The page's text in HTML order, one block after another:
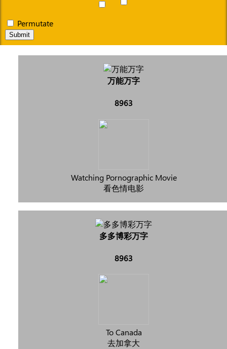
Permutate
Submit
万能万字
8963
Watching Pornographic Movie
看色情电影
多多博彩万字
8963
To Canada
去加拿大